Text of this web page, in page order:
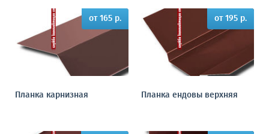
от 165 р.
Планка карнизная
от 195 р.
Планка ендовы верхняя